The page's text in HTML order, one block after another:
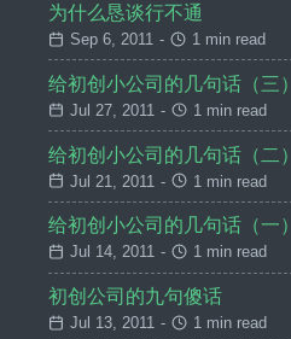
为什么恳谈行不通
Sep 6, 2011 - 1 min read
给初创小公司的几句话（三）
Jul 27, 2011 - 1 min read
给初创小公司的几句话（二）
Jul 21, 2011 - 1 min read
给初创小公司的几句话（一）
Jul 14, 2011 - 1 min read
初创公司的九句傻话
Jul 13, 2011 - 1 min read